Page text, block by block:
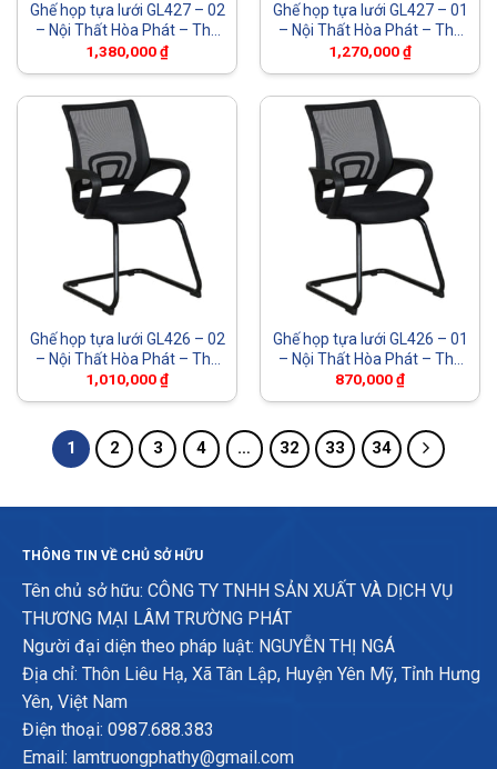
Ghế họp tựa lưới GL427 – 02
– Nội Thất Hòa Phát – The
One
1,380,000₫
Ghế họp tựa lưới GL427 – 01
– Nội Thất Hòa Phát – The
One
1,270,000₫
Ghế họp tựa lưới GL426 – 02
– Nội Thất Hòa Phát – The
One
1,010,000₫
Ghế họp tựa lưới GL426 – 01
– Nội Thất Hòa Phát – The
One
870,000₫
1 2 3 4 … 32 33 34
THÔNG TIN VỀ CHỦ SỞ HỮU
Tên chủ sở hữu: CÔNG TY TNHH SẢN XUẤT VÀ DỊCH VỤ
THƯƠNG MẠI LÂM TRƯỜNG PHÁT
Người đại diện theo pháp luật: NGUYỄN THỊ NGÁ
Địa chỉ: Thôn Liêu Hạ, Xã Tân Lập, Huyện Yên Mỹ, Tỉnh Hưng
Yên, Việt Nam
Điện thoại: 0987.688.383
Email: lamtruongphathy@gmail.com